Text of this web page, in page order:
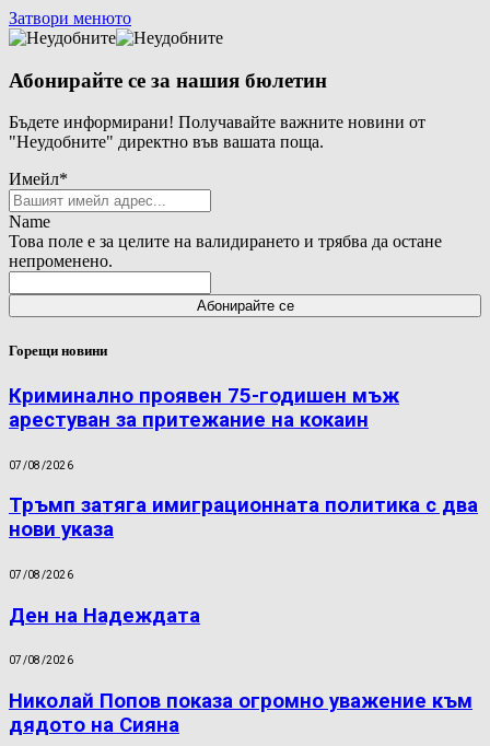
Затвори менюто
Абонирайте се за нашия бюлетин
Бъдете информирани! Получавайте важните новини от
"Неудобните" директно във вашата поща.
Имейл*
Name
Това поле е за целите на валидирането и трябва да остане
непроменено.
Горещи новини
Криминално проявен 75-годишен мъж
арестуван за притежание на кокаин
07/08/2026
Тръмп затяга имиграционната политика с два
нови указа
07/08/2026
Ден на Надеждата
07/08/2026
Николай Попов показа огромно уважение към
дядото на Сияна